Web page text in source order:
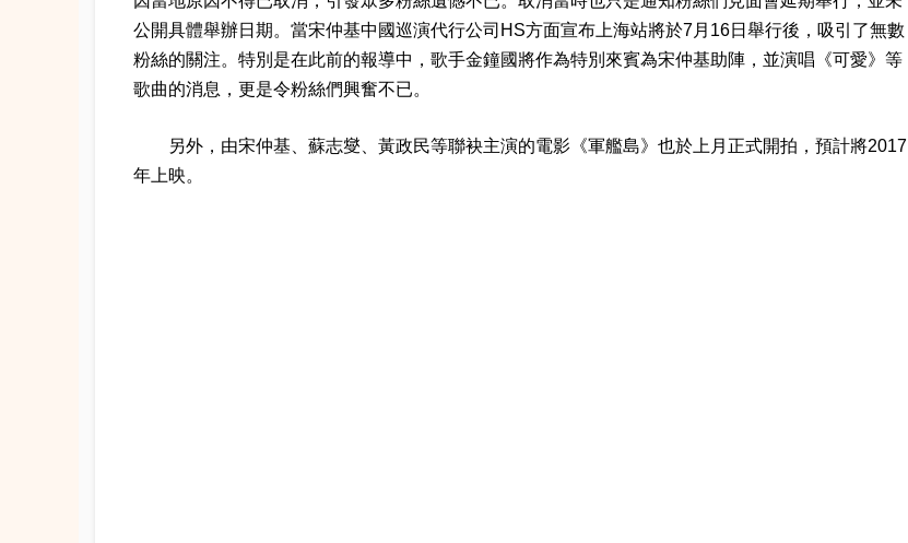
公開具體舉辦日期。當宋仲基中國巡演代行公司HS方面宣布上海站將於7月16日舉行後，吸引了無數
粉絲的關注。特別是在此前的報導中，歌手金鐘國將作為特別來賓為宋仲基助陣，並演唱《可愛》等
歌曲的消息，更是令粉絲們興奮不已。
另外，由宋仲基、蘇志燮、黃政民等聯袂主演的電影《軍艦島》也於上月正式開拍，預計將2017
年上映。